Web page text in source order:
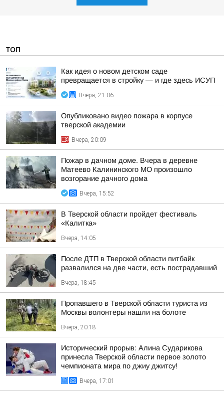
ТОП
Как идея о новом детском саде
превращается в стройку — и где здесь ИСУП
Вчера, 21:06
Опубликовано видео пожара в корпусе
тверской академии
Вчера, 20:09
Пожар в дачном доме. Вчера в деревне
Матеево Калининского МО произошло
возгорание дачного дома
Вчера, 15:52
В Тверской области пройдет фестиваль
«Калитка»
Вчера, 14:05
После ДТП в Тверской области питбайк
развалился на две части, есть пострадавший
Вчера, 18:45
Пропавшего в Тверской области туриста из
Москвы волонтеры нашли на болоте
Вчера, 20:18
Исторический прорыв: Алина Сударикова
принесла Тверской области первое золото
чемпионата мира по джиу джитсу!
Вчера, 17:01